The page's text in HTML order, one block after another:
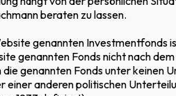
Worten
von den Finanzmärkten
Rückgrats der Schweiz – ihrer
beraten zu lassen.
genannten Investmentfonds
genannten Fonds nicht nach
genannten Fonds unter keinen
einer anderen politischen